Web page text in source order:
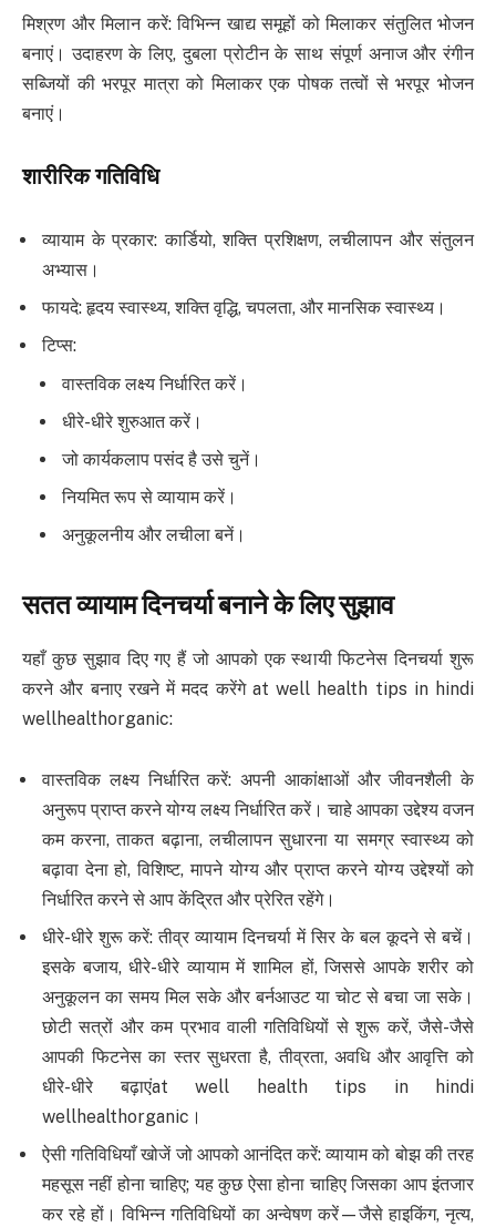
मिश्रण और मिलान करें: विभिन्न खाद्य समूहों को मिलाकर संतुलित भोजन
बनाएं। उदाहरण के लिए, दुबला प्रोटीन के साथ संपूर्ण अनाज और रंगीन
सब्जियों की भरपूर मात्रा को मिलाकर एक पोषक तत्वों से भरपूर भोजन
बनाएं।
शारीरिक गतिविधि
व्यायाम के प्रकार: कार्डियो, शक्ति प्रशिक्षण, लचीलापन और संतुलन
अभ्यास।
फायदे: हृदय स्वास्थ्य, शक्ति वृद्धि, चपलता, और मानसिक स्वास्थ्य।
टिप्स:
वास्तविक लक्ष्य निर्धारित करें।
धीरे-धीरे शुरुआत करें।
जो कार्यकलाप पसंद है उसे चुनें।
नियमित रूप से व्यायाम करें।
अनुकूलनीय और लचीला बनें।
सतत व्यायाम दिनचर्या बनाने के लिए सुझाव
यहाँ कुछ सुझाव दिए गए हैं जो आपको एक स्थायी फिटनेस दिनचर्या शुरू
करने और बनाए रखने में मदद करेंगे at well health tips in hindi
wellhealthorganic:
वास्तविक लक्ष्य निर्धारित करें: अपनी आकांक्षाओं और जीवनशैली के
अनुरूप प्राप्त करने योग्य लक्ष्य निर्धारित करें। चाहे आपका उद्देश्य वजन
कम करना, ताकत बढ़ाना, लचीलापन सुधारना या समग्र स्वास्थ्य को
बढ़ावा देना हो, विशिष्ट, मापने योग्य और प्राप्त करने योग्य उद्देश्यों को
निर्धारित करने से आप केंद्रित और प्रेरित रहेंगे।
धीरे-धीरे शुरू करें: तीव्र व्यायाम दिनचर्या में सिर के बल कूदने से बचें।
इसके बजाय, धीरे-धीरे व्यायाम में शामिल हों, जिससे आपके शरीर को
अनुकूलन का समय मिल सके और बर्नआउट या चोट से बचा जा सके।
छोटी सत्रों और कम प्रभाव वाली गतिविधियों से शुरू करें, जैसे-जैसे
आपकी फिटनेस का स्तर सुधरता है, तीव्रता, अवधि और आवृत्ति को
धीरे-धीरे बढ़ाएंat well health tips in hindi
wellhealthorganic।
ऐसी गतिविधियाँ खोजें जो आपको आनंदित करें: व्यायाम को बोझ की तरह
महसूस नहीं होना चाहिए; यह कुछ ऐसा होना चाहिए जिसका आप इंतजार
कर रहे हों। विभिन्न गतिविधियों का अन्वेषण करें—जैसे हाइकिंग, नृत्य,